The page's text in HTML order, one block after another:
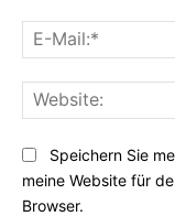
Speichern Sie
meine Website für
Browser.